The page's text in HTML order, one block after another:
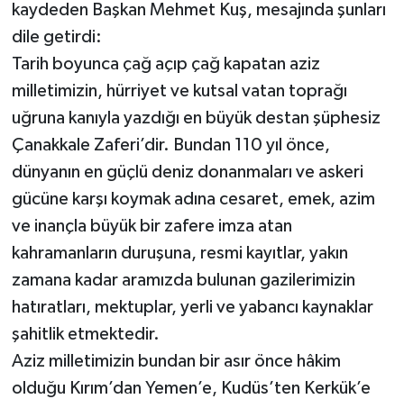
kaydeden Başkan Mehmet Kuş, mesajında şunları
dile getirdi:
Tarih boyunca çağ açıp çağ kapatan aziz
milletimizin, hürriyet ve kutsal vatan toprağı
uğruna kanıyla yazdığı en büyük destan şüphesiz
Çanakkale Zaferi’dir. Bundan 110 yıl önce,
dünyanın en güçlü deniz donanmaları ve askeri
gücüne karşı koymak adına cesaret, emek, azim
ve inançla büyük bir zafere imza atan
kahramanların duruşuna, resmi kayıtlar, yakın
zamana kadar aramızda bulunan gazilerimizin
hatıratları, mektuplar, yerli ve yabancı kaynaklar
şahitlik etmektedir.
Aziz milletimizin bundan bir asır önce hâkim
olduğu Kırım’dan Yemen’e, Kudüs’ten Kerkük’e